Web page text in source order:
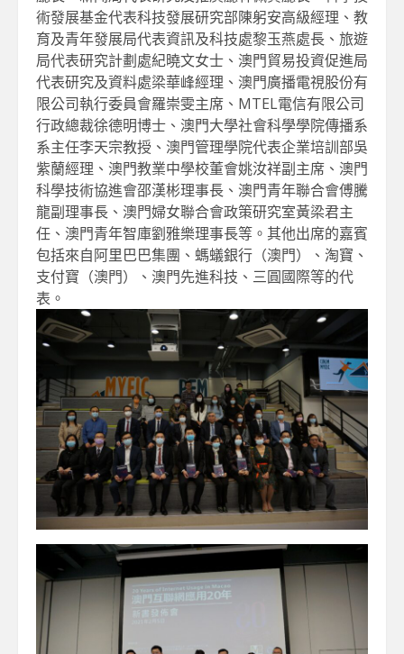
術發展基金代表科技發展研究部陳躬安高級經理、教
育及青年發展局代表資訊及科技處黎玉燕處長、旅遊
局代表研究計劃處紀曉文女士、澳門貿易投資促進局
代表研究及資料處梁華峰經理、澳門廣播電視股份有
限公司執行委員會羅崇雯主席、MTEL電信有限公司
行政總裁徐德明博士、澳門大學社會科學學院傳播系
系主任李天宗教授、澳門管理學院代表企業培訓部吳
紫蘭經理、澳門教業中學校董會姚汝祥副主席、澳門
科學技術協進會邵漢彬理事長、澳門青年聯合會傅騰
龍副理事長、澳門婦女聯合會政策研究室黃梁君主
任、澳門青年智庫劉雅樂理事長等。其他出席的嘉賓
包括來自阿里巴巴集團、螞蟻銀行（澳門）、淘寶、
支付寶（澳門）、澳門先進科技、三圓國際等的代
表。